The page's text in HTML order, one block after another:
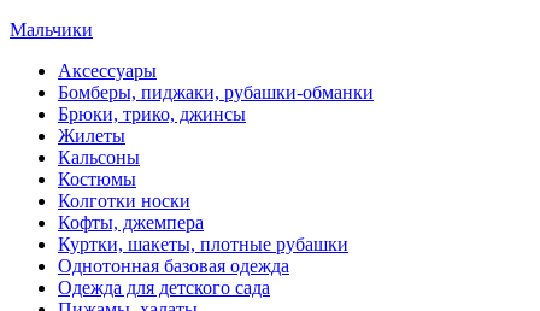
Мальчики
Аксессуары
Бомберы, пиджаки, рубашки-обманки
Брюки, трико, джинсы
Жилеты
Кальсоны
Костюмы
Колготки носки
Кофты, джемпера
Куртки, шакеты, плотные рубашки
Однотонная базовая одежда
Одежда для детского сада